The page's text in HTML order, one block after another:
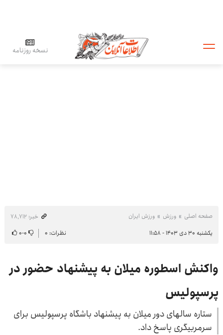
نسخه روزنامه
صفحه اصلی ورزش ورزش ایران
خبر: ۷۸٬۷۱۲
یکشنبه ۳۰ دی ۱۴۰۳ - ۱۱:۵۸
نظرات: ۰ ۰-۰
واکنش اسطوره میلان به پیشنهاد حضور در
پرسپولیس
ستاره سالهای دور میلان به پیشنهاد باشگاه پرسپولیس برای
سرمربیگری پاسخ داد.